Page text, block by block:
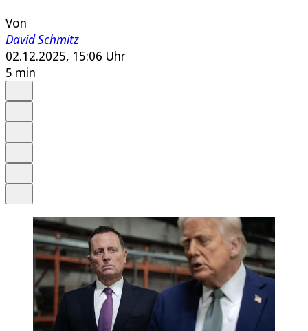
Von
David Schmitz
02.12.2025, 15:06 Uhr
5 min